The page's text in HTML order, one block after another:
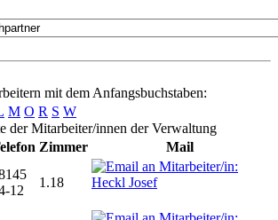
mit dem Anfangsbuchstaben:
M O R S W
der Mitarbeiter/innen der Verwaltung
Zimmer
Mail
12
1.18